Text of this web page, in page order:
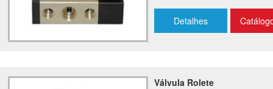
Detalhes
Válvula Rolete